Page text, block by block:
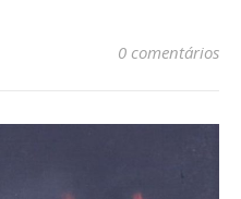
0 comentários